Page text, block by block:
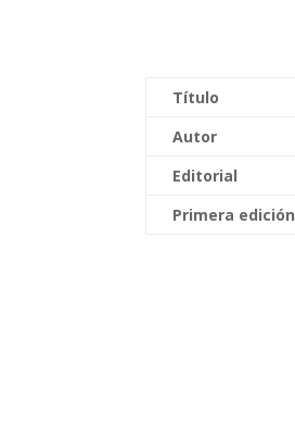
Título
Autor
Editorial
Primera edición